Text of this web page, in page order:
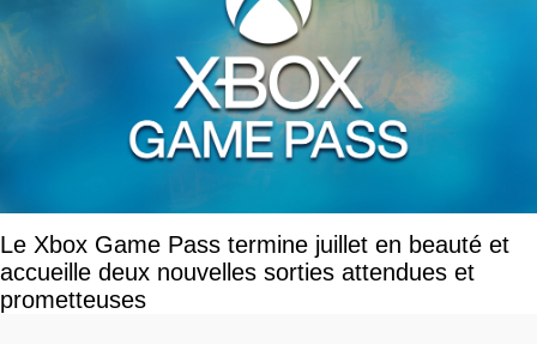
Le Xbox Game Pass termine juillet en beauté et
accueille deux nouvelles sorties attendues et
prometteuses